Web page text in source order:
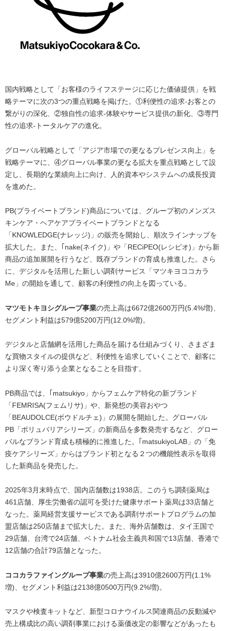
国内戦略として「お客様のライフステージに応じた価値提供」を戦
略テーマに次の3つの重点戦略を掲げた。①利便性の追求-お客との
繋がりの深化、②独自性の追求-体験やサービス提供の新化、③専門
性の追求-トータルケアの進化。
グローバル戦略として「アジア市場での更なるプレゼンス向上」を
戦略テーマに、④グローバル事業の更なる拡大を重点戦略として設
定し、長期的な業績向上に向け、人的資本やシステムへの成長投資
を進めた。
PB(プライベートブランド)商品については、グループ初のメンズス
キンケア・ヘアケアプライベートブランドとなる
「KNOWLEDGE(ナレッジ)」の販売を開始し、順次ラインナップを
拡大した。また、｢nake(ネイク)」や「RECiPEO(レシピオ)」から新
商品の追加展開を行うなど、既存ブランドの育成も推進した。さら
に、デジタルを活用した新しい調剤サービス「マツキヨココカラ
Me」の開始を通して、顧客の利便性の向上を図っている。
マツモトキヨシグループ事業の売上高は6672億2600万円(5.4%増)、
セグメント利益は579億5200万円(12.0%増)。
デジタルと店舗網を活用した商品を届ける仕組みづくり、さまざま
な買物スタイルの提供など、利便性を追求していくことで、顧客に
より深く寄り添う企業となることを目指す。
PB商品では、｢matsukiyo」からフェムケア特化の新ブランド
「FEMRISA(フェムリサ)」や、新発想の美容おやつ
「BEAUDOLCE(ボウドルチェ)」の展開を開始した。グローバル
PB「ポリュバリアシリーズ」の新商品を多数発売するなど、グロー
バルなブランド育成も積極的に推進した。｢matsukiyoLAB」の「免
疫ケアシリーズ」からはブランド初となる２つの機能性表示を取得
した新商品を発売した。
2025年3月末時点で、国内店舗数は1938店。このうち調剤薬局は
461店舗、厚生労働省の認可を受けた健康サポート薬局は33店舗と
なった。薬局経営支援サービスである調剤サポートプログラムの加
盟店舗は250店舗まで拡大した。また、海外店舗数は、タイ王国で
29店舗、台湾で24店舗、ベトナム社会主義共和国で13店舗、香港で
12店舗の合計79店舗となった。
ココカラファイングループ事業の売上高は3910億2600万円(1.1%
増)、セグメント利益は2138億0500万円(9.2%増)。
マスクや検査キットなど、新型コロナウイルス関連商品の反動減や
売上構成比の高い調剤事業における薬価改定の影響などがあったも